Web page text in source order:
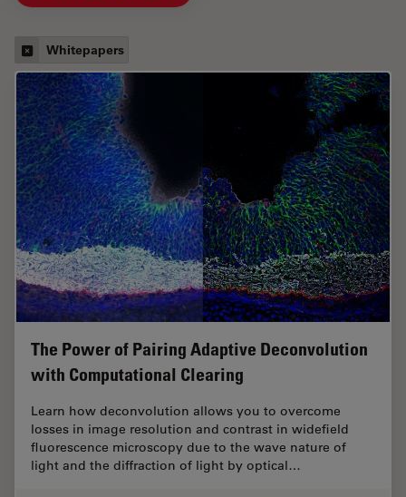
Whitepapers
The Power of Pairing Adaptive Deconvolution
with Computational Clearing
Learn how deconvolution allows you to overcome
losses in image resolution and contrast in widefield
fluorescence microscopy due to the wave nature of
light and the diffraction of light by optical…